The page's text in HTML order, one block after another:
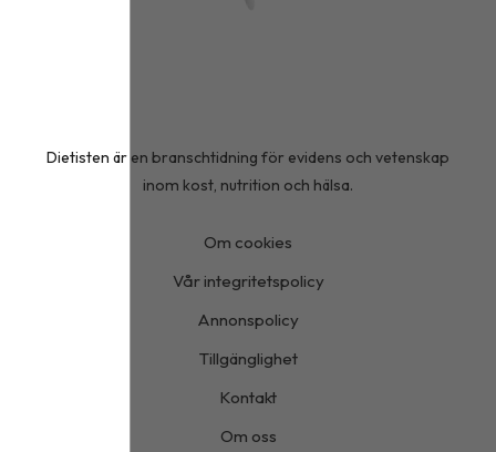
Dietisten är en branschtidning för evidens och vetenskap
inom kost, nutrition och hälsa.
Om cookies
Vår integritetspolicy
Annonspolicy
Tillgänglighet
Kontakt
Om oss